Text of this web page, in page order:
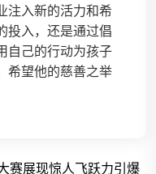
注入新的活力和希
投入，还是通过倡
自己的行动为孩子
希望他的慈善之举
赛展现惊人飞跃力引爆